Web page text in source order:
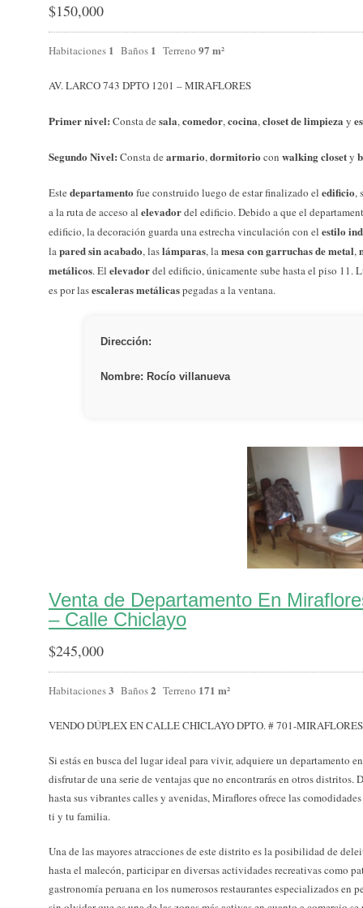
$150,000
Habitaciones 1 Baños 1 Terreno 97 m²
AV. LARCO 743 DPTO 1201 – MIRAFLORES
Primer nivel: Consta de sala,comedor,cocina,closet de limpieza y
Segundo Nivel: Consta de armario,dormitorio con walking closety
Este departamento fue construido luego de estar finalizado el edificio,
a la ruta de acceso al elevadordel edificio. Debido a que el
edificio, la decoración guarda una estrecha vinculación con el estilo
lapared sin acabado, laslámparas, lamesa con garruchas de metal,
metálicos. El elevadordel edificio, únicamente sube hasta el piso 11.
es por lasescaleras metálicaspegadas a la ventana.
Dirección:
Nombre: Rocío villanueva
Venta de Departamento En
– Calle Chiclayo
$245,000
Habitaciones3 Baños2 Terreno 171 m²
VENDO DÚPLEX EN CALLE CHICLAYO DPTO. # 701-MIRAFLORES
Si estás en busca del lugar ideal para vivir, adquiere un departamento
disfrutar de una serie de ventajas que no encontrarás en otros
hasta sus vibrantes calles y avenidas, Miraflores ofrece las
ti y tu familia.
Una de las mayores atracciones de este distrito es la posibilidad de
hasta el malecón, participar en diversas actividades recreativas como
gastronomía peruana en los numerosos restaurantes especializados en